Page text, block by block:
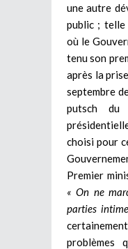
une autre
public ;
où le
tenu son
après la
septembre
putsch du
choisi pour
Premier
« On ne
parties
problèmes